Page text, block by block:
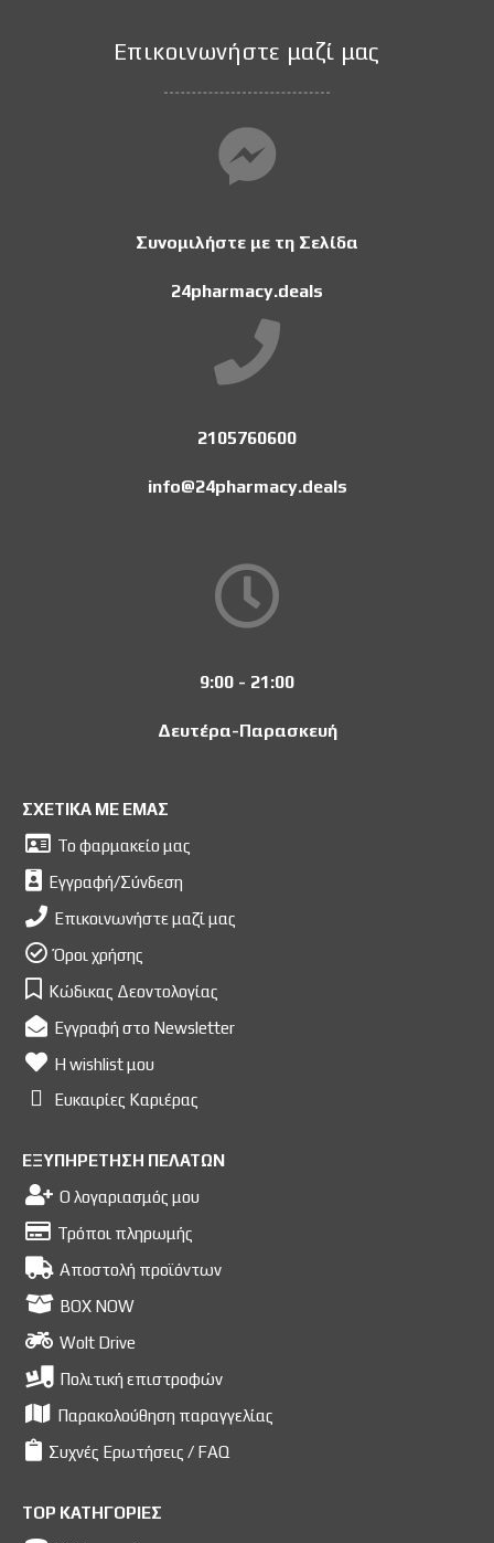
Επικοινωνήστε μαζί μας
Συνομιλήστε με τη Σελίδα
24pharmacy.deals
2105760600
info@24pharmacy.deals
9:00 - 21:00
Δευτέρα-Παρασκευή
ΣΧΕΤΙΚΑ ΜΕ ΕΜΑΣ
Το φαρμακείο μας
Εγγραφή/Σύνδεση
Επικοινωνήστε μαζί μας
Όροι χρήσης
Κώδικας Δεοντολογίας
Εγγραφή στο Newsletter
Η wishlist μου
Ευκαιρίες Kαριέρας
ΕΞΥΠΗΡΕΤΗΣΗ ΠΕΛΑΤΩΝ
Ο λογαριασμός μου
Τρόποι πληρωμής
Αποστολή προϊόντων
BOX NOW
Wolt Drive
Πολιτική επιστροφών
Παρακολούθηση παραγγελίας
Συχνές Ερωτήσεις / FAQ
TOP ΚΑΤΗΓΟΡΙΕΣ